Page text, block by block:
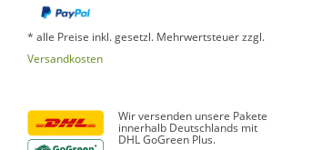
* alle Preise inkl. gesetzl. Mehrwertsteuer zzgl.
Versandkosten
Wir versenden unsere Pakete
innerhalb Deutschlands mit
DHL GoGreen Plus.